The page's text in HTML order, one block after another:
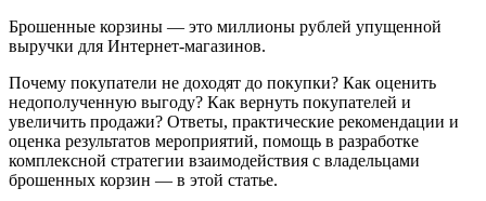
Брошенные корзины — это миллионы рублей упущенной
выручки для Интернет-магазинов.
Почему покупатели не доходят до покупки? Как оценить
недополученную выгоду? Как вернуть покупателей и
увеличить продажи? Ответы, практические рекомендации и
оценка результатов мероприятий, помощь в разработке
комплексной стратегии взаимодействия с владельцами
брошенных корзин — в этой статье.